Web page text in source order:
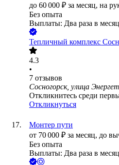
до 60 000 ₽ за месяц, на
Без опыта
Выплаты: Два раза в месяц
Тепличный комплекс
4.3
•
7 отзывов
Сосногорск, улица
Откликнитесь среди
Откликнуться
Монтер пути
от 70 000 ₽ за месяц, до
Без опыта
Выплаты: Два раза в месяц